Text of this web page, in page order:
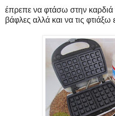
έπρεπε να φτάσω στην
βάφλες αλλά και να τις φτιάξω